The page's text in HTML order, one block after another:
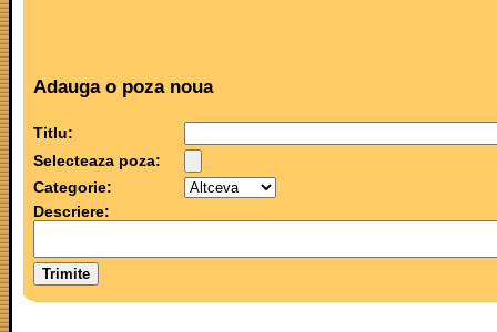
Adauga o poza noua
Titlu:
Selecteaza poza:
Categorie:
Descriere: